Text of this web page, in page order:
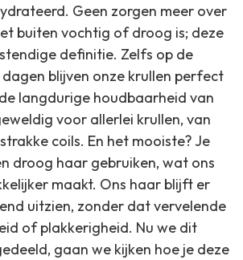
Geen zorgen meer over
buiten vochtig of droog is; deze
definitie. Zelfs op de
blijven onze krullen perfect
langdurige houdbaarheid van
voor allerlei krullen, van
coils. En het mooiste? Je
droog haar gebruiken, wat ons
maakt. Ons haar blijft er
uitzien, zonder dat vervelende
of plakkerigheid. Nu we dit
gaan we kijken hoe je deze